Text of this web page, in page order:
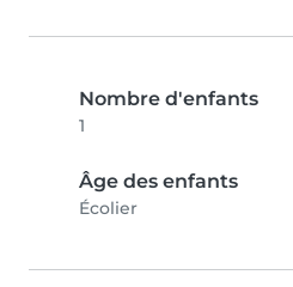
Nombre d'enfants
1
Âge des enfants
Écolier